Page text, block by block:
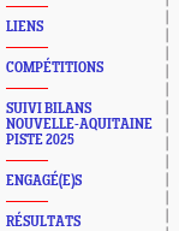
LIENS
COMPÉTITIONS
SUIVI BILANS
NOUVELLE-AQUITAINE
PISTE 2025
ENGAGÉ(E)S
RÉSULTATS